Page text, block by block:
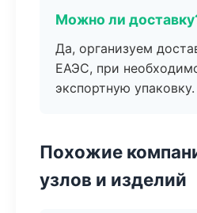
Можно ли
Да, организуем
ЕАЭС, при
экспортную упаковку.
Похожие
узлов и изделий